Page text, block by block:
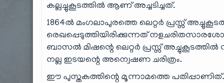
കല്ലച്ചുകൂടത്തിൽ ആണ് അച്ചടിച്ചത്.
1864ൽ മംഗലാപുരത്തെ ലെറ്റർ പ്രസ്സ്
രെഖപ്പെടുത്തിയിരിക്കുന്നത്
ബാസൽ മിഷന്റെ ലെറ്റർ പ്രസ്സ്
നല്ല ഇടയന്റെ അന്വെഷണ ചരിത്രം.
ഈ പുസ്തകത്തിന്റെ മൂന്നാമത്തെ